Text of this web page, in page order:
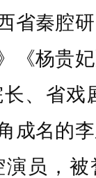
省秦腔
《杨贵
、省戏
成名的
员，被